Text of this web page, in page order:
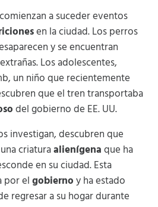
a suceder eventos
en la ciudad. Los perros
y se encuentran
Los adolescentes,
un niño que recientemente
que el tren transportaba
del gobierno de EE. UU.
investigan, descubren que
criaturaalienígenaque ha
en su ciudad. Esta
por elgobiernoy ha estado
regresar a su hogar durante